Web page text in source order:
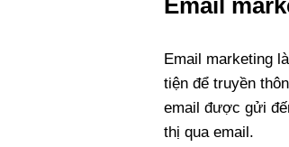
Email
Email marketing
tiện để truyền
email được gửi
thị qua email.